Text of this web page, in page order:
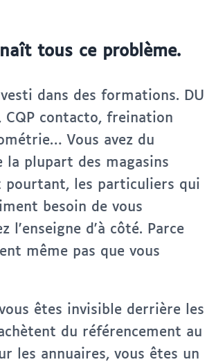
tous ce problème.
dans des formations. DU
CQP contacto, freination
Vous avez du
la plupart des magasins
pourtant, les particuliers qui
besoin de vous
l'enseigne d'à côté. Parce
même pas que vous
êtes invisible derrière les
du référencement au
les annuaires, vous êtes un